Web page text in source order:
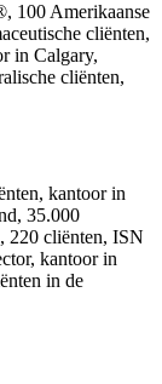
100 Amerikaanse
cliënten,
in Calgary,
cliënten,
kantoor in
35.000
220 cliënten, ISN
kantoor in
in de